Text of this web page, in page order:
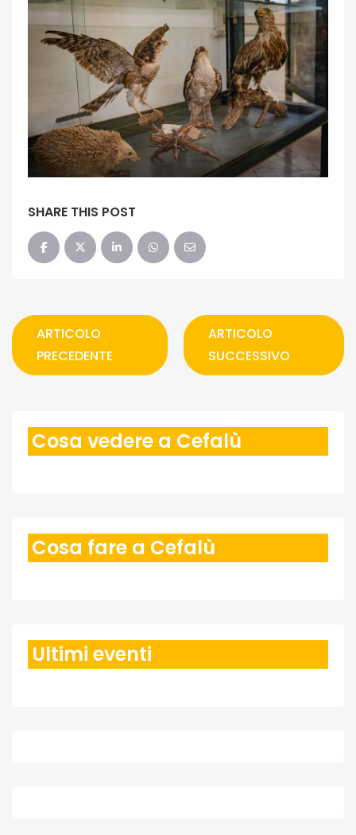
SHARE THIS POST
ARTICOLO
PRECEDENTE
ARTICOLO
SUCCESSIVO
Cosa vedere a Cefalù
Cosa fare a Cefalù
Ultimi eventi